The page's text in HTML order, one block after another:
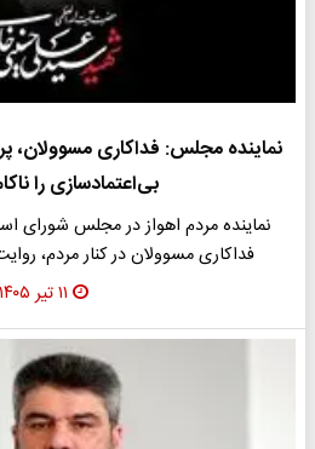
نماینده مجلس: فداکاری مسوولان،
بی‌اعتمادسازی را
نماینده مردم اهواز در مجلس شورای
فداکاری مسوولان در کنار مردم،
۱۱ تیر ۱۴۰۵